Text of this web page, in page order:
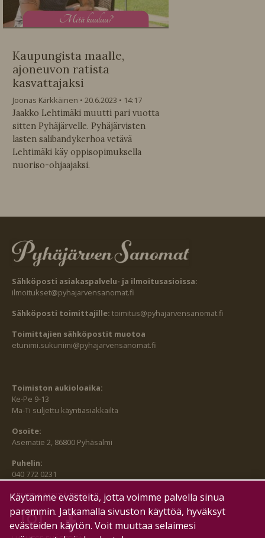
Mitä kuuluu?
Kaupungista maalle,
ajoneuvon ratista
kasvattajaksi
Joonas Kärkkäinen 20.6.2023
14:17
Jaakko Lehtimäki muutti pari vuotta
sitten Pyhäjärvelle. Pyhäjärvisten
lasten salibandykerhoa vetävä
Lehtimäki käy oppisopimuksella
nuoriso-ohjaajaksi.
Sähköposti asiakaspalvelu- ja ilmoitusasioissa:
ilmoitukset@pyhajarvensanomat.fi
Sähköposti toimittajille: toimitus@pyhajarvensanomat.fi
Toimittajien sähköpostit muotoa
etunimi.sukunimi@pyhajarvensanomat.fi
Toimiston aukioloaika:
Ke-Pe 9-13
Ma-Ti suljettu käyntiasiakkailta
Osoite:
Asematie 2, 86800 Pyhäsalmi
Puhelin:
040 772 0231
SEURAA MEITÄ MYÖS:
Käytämme evästeitä, jotta voimme palvella sinua
paremmin. Jatkamalla sivuston käyttöä, hyväksyt
evästeiden käytön. Voit muuttaa selaimesi